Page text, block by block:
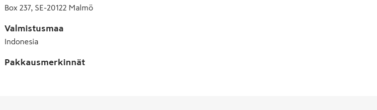
Box 237, SE-20122 Malmö
Valmistusmaa
Indonesia
Pakkausmerkinnät